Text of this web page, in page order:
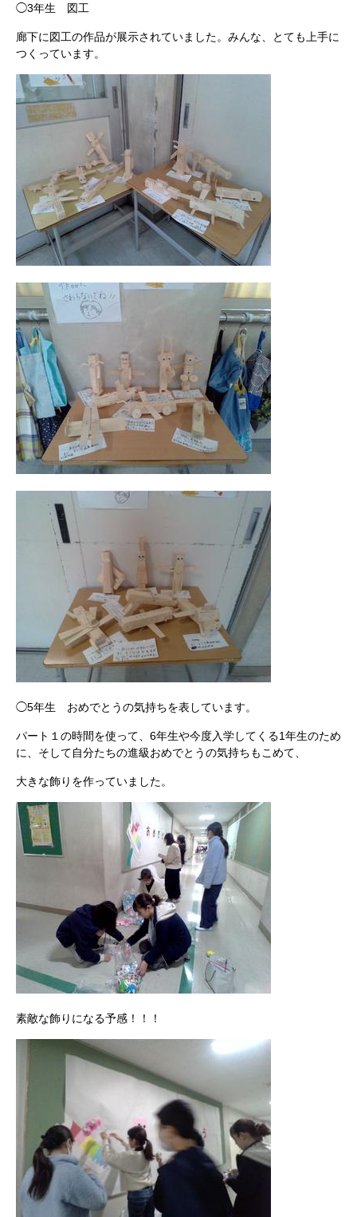
◯3年生 図工
廊下に図工の作品が展示されていました。みんな、とても上手に
つくっています。
◯5年生 おめでとうの気持ちを表しています。
パート１の時間を使って、6年生や今度入学してくる1年生のため
に、そして自分たちの進級おめでとうの気持ちもこめて、
大きな飾りを作っていました。
素敵な飾りになる予感！！！